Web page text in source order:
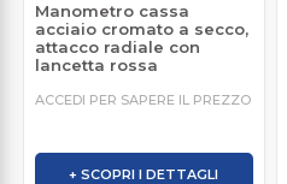
Manometro cassa
acciaio cromato a secco,
attacco radiale con
lancetta rossa
ACCEDI PER SAPERE IL PREZZO
+ SCOPRI I DETTAGLI